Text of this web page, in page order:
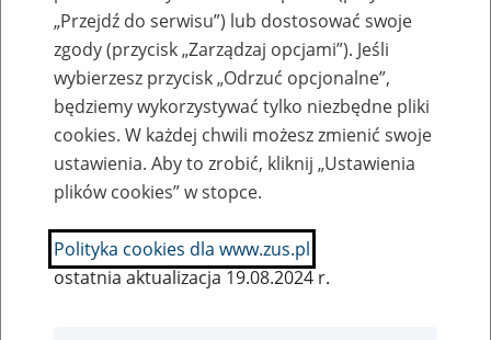
przekształconych zakładów pracy
Nazwa zakładu pracy:
SZUKAJ
„Przejdź do serwisu”) lub dostosować swoje
zgody (przycisk „Zarządzaj opcjami”). Jeśli
wybierzesz przycisk „Odrzuć opcjonalne”,
będziemy wykorzystywać tylko niezbędne pliki
cookies. W każdej chwili możesz zmienić swoje
ustawienia. Aby to zrobić, kliknij „Ustawienia
plików cookies” w stopce.
Polityka cookies dla www.zus.pl
ostatnia aktualizacja 19.08.2024 r.